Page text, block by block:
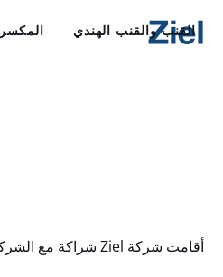
القنب والقنب الهندي
أقامت شركة Ziel شراكة مع الشركة الرائدة عالميًا في تصنيع ترددات الراديو، بالإضافة إلى معالج الميكروويف الرائد، لتزويد العملاء بحلول موثوقة وقوية.